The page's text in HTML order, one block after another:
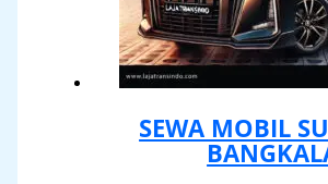
SEWA MOBIL